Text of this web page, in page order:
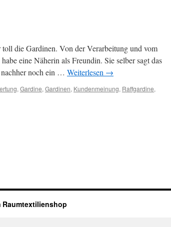
die Gardinen. Von der Verarbeitung und vom
eine Näherin als Freundin. Sie selber sagt das
noch ein … Weiterlesen →
, Gardine, Gardinen, Kundenmeinung, Raffgardine,